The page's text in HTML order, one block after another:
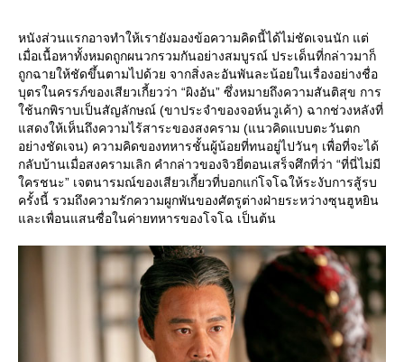
หนังส่วนแรกอาจทำให้เรายังมองข้อความคิดนี้ได้ไม่ชัดเจนนัก แต่
เมื่อเนื้อหาทั้งหมดถูกผนวกรวมกันอย่างสมบูรณ์ ประเด็นที่กล่าวมาก็
ถูกฉายให้ชัดขึ้นตามไปด้วย จากสิ่งละอันพันละน้อยในเรื่องอย่างชื่อ
บุตรในครรภ์ของเสียวเกี้ยวว่า “ผิงอัน” ซึ่งหมายถึงความสันติสุข การ
ช้นกพิราบเป็นสัญลักษณ์ (ขาประจำของจอห์นวูเค้า) ฉากช่วงหลังที่
สดงให้เห็นถึงความไร้สาระของสงคราม (แนวคิดแบบตะวันตก
อย่างชัดเจน) ความคิดของทหารชั้นผู้น้อยที่ทนอยู่ไปวันๆ เพื่อที่จะได้
กลับบ้านเมื่อสงครามเลิก คำกล่าวของจิวยี่ตอนเสร็จศึกที่ว่า “ที่นี่ไม่มี
ครชนะ” เจตนารมณ์ของเสียวเกี้ยวที่บอกแก่โจโฉให้ระงับการสู้รบ
ครั้งนี้ รวมถึงความรักความผูกพันของศัตรูต่างฝ่ายระหว่างซุนฮูหยิน
ละเพื่อนแสนซื่อในค่ายทหารของโจโฉ เป็นต้น